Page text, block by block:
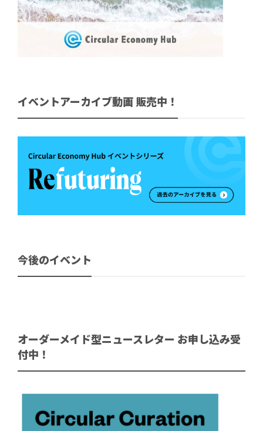
イベントアーカイブ動画 販売中！
今後のイベント
オーダーメイド型ニュースレター お申し込み受
付中！